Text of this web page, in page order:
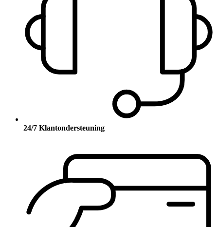
24/7 Klantondersteuning